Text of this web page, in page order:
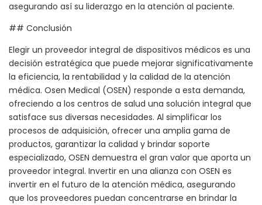
asegurando así su liderazgo en la atención al paciente.
## Conclusión
Elegir un proveedor integral de dispositivos médicos es una
decisión estratégica que puede mejorar significativamente
la eficiencia, la rentabilidad y la calidad de la atención
médica. Osen Medical (OSEN) responde a esta demanda,
ofreciendo a los centros de salud una solución integral que
satisface sus diversas necesidades. Al simplificar los
procesos de adquisición, ofrecer una amplia gama de
productos, garantizar la calidad y brindar soporte
especializado, OSEN demuestra el gran valor que aporta un
proveedor integral. Invertir en una alianza con OSEN es
invertir en el futuro de la atención médica, asegurando
que los proveedores puedan concentrarse en brindar la